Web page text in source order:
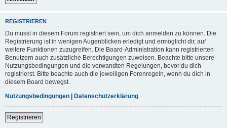
REGISTRIEREN
Du musst in diesem Forum registriert sein, um dich anmelden zu können. Die
Registrierung ist in wenigen Augenblicken erledigt und ermöglicht dir, auf
weitere Funktionen zuzugreifen. Die Board-Administration kann registrierten
Benutzern auch zusätzliche Berechtigungen zuweisen. Beachte bitte unsere
Nutzungsbedingungen und die verwandten Regelungen, bevor du dich
registrierst. Bitte beachte auch die jeweiligen Forenregeln, wenn du dich in
diesem Board bewegst.
Nutzungsbedingungen | Datenschutzerklärung
Registrieren